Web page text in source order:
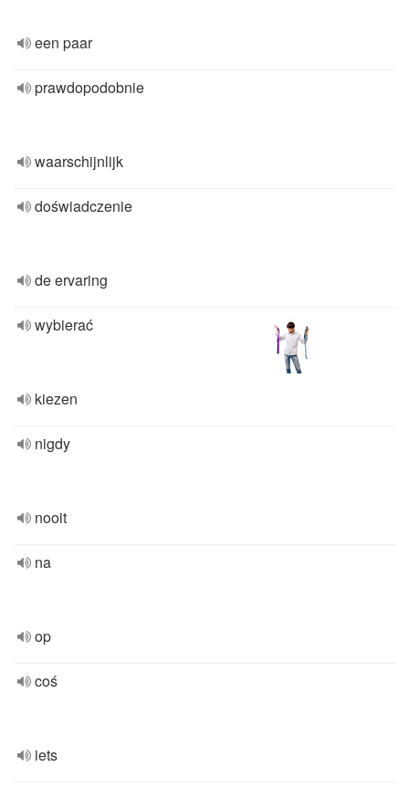
een paar
prawdopodobnie
waarschijnlijk
doświadczenie
de ervaring
wybierać
kiezen
nigdy
nooit
na
op
coś
iets